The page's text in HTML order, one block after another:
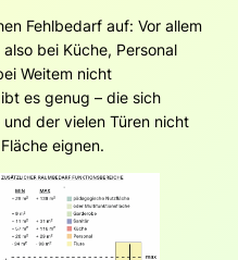
Fehlbedarf auf: Vor allem
bei Küche, Personal
Weitem nicht
es genug – die sich
der vielen Türen nicht
eignen.